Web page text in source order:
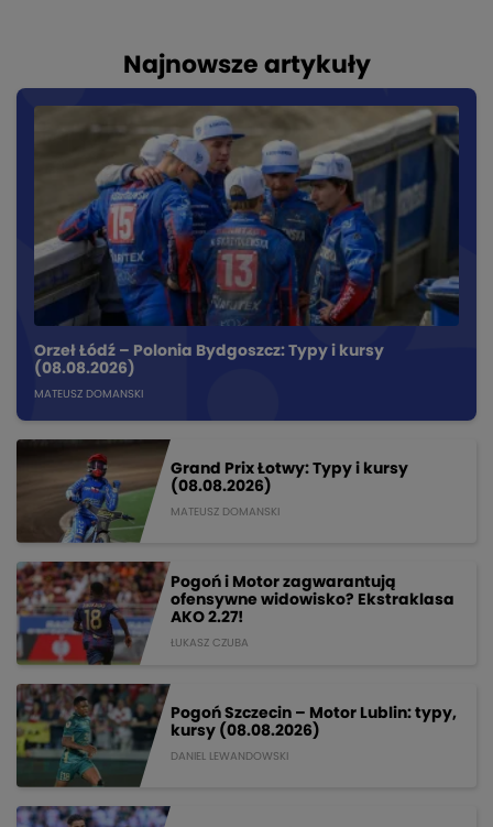
Najnowsze artykuły
Orzeł Łódź – Polonia Bydgoszcz: Typy i kursy
(08.08.2026)
MATEUSZ DOMANSKI
Grand Prix Łotwy: Typy i kursy
(08.08.2026)
MATEUSZ DOMANSKI
Pogoń i Motor zagwarantują
ofensywne widowisko? Ekstraklasa
AKO 2.27!
ŁUKASZ CZUBA
Pogoń Szczecin – Motor Lublin: typy,
kursy (08.08.2026)
DANIEL LEWANDOWSKI